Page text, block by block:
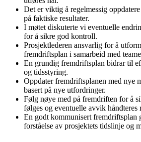
Det er viktig å regelmessig
på faktiske resultater.
I møtet diskuterte vi eventuelle
for å sikre god kontroll.
Prosjektlederen ansvarlig for å
fremdriftsplan i samarbeid med
En grundig fremdriftsplan bidrar til
og tidsstyring.
Oppdater fremdriftsplanen med nye
basert på nye utfordringer.
Følg nøye med på fremdriften for å
følges og eventuelle avvik håndteres
En godt kommunisert fremdriftsplan
forståelse av prosjektets tidslinje og